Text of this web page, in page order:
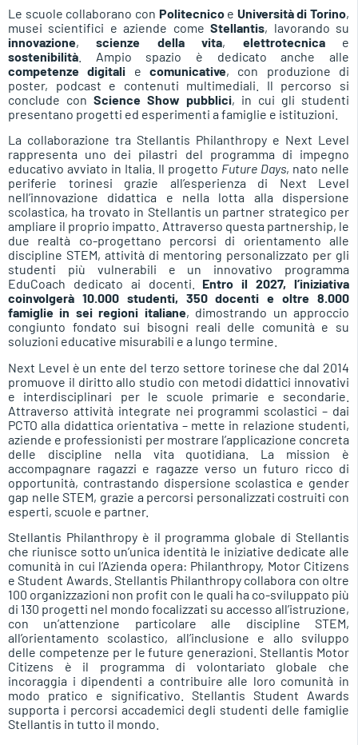
Le scuole collaborano con Politecnicoe Università di Torino,
musei scientifici e aziende comeStellantis, lavorando su
innovazione,scienze della vita, elettrotecnicae
sostenibilità . Ampio spazio è dedicato anche alle
competenze digitali ecomunicative, con produzione di
poster, podcast e contenuti multimediali. Il percorso si
conclude con Science Show pubblici, in cui gli studenti
presentano progetti ed esperimenti a famiglie e istituzioni.
La collaborazione tra Stellantis Philanthropy e Next Level
rappresenta uno dei pilastri del programma di impegno
educativo avviato in Italia. Il progetto Future Days, nato nelle
periferie torinesi grazie all’esperienza di Next Level
nell’innovazione didattica e nella lotta alla dispersione
scolastica, ha trovato in Stellantis un partner strategico per
ampliare il proprio impatto. Attraverso questa partnership, le
due realtà co-progettano percorsi di orientamento alle
discipline STEM, attività di mentoring personalizzato per gli
studenti più vulnerabili e un innovativo programma
EduCoach dedicato ai docenti. Entro il 2027, l’iniziativa
coinvolgerà 10.000 studenti, 350 docenti e oltre 8.000
famiglie in sei regioni italiane, dimostrando un approccio
congiunto fondato sui bisogni reali delle comunità e su
soluzioni educative misurabili e a lungo termine.
Next Level è un ente del terzo settore torinese che dal 2014
promuove il diritto allo studio con metodi didattici innovativi
e interdisciplinari per le scuole primarie e secondarie.
Attraverso attività integrate nei programmi scolastici – dai
PCTO alla didattica orientativa – mette in relazione studenti,
aziende e professionisti per mostrare l’applicazione concreta
delle discipline nella vita quotidiana. La mission è
accompagnare ragazzi e ragazze verso un futuro ricco di
opportunità, contrastando dispersione scolastica e gender
gap nelle STEM, grazie a percorsi personalizzati costruiti con
esperti, scuole e partner.
Stellantis Philanthropy è il programma globale di Stellantis
che riunisce sotto un’unica identità le iniziative dedicate alle
comunità in cui l’Azienda opera: Philanthropy, Motor Citizens
e Student Awards. Stellantis Philanthropy collabora con oltre
100 organizzazioni non profit con le quali ha co-sviluppato più
di 130 progetti nel mondo focalizzati su accesso all’istruzione,
con un’attenzione particolare alle discipline STEM,
all’orientamento scolastico, all’inclusione e allo sviluppo
delle competenze per le future generazioni. Stellantis Motor
Citizens è il programma di volontariato globale che
incoraggia i dipendenti a contribuire alle loro comunità in
modo pratico e significativo. Stellantis Student Awards
supporta i percorsi accademici degli studenti delle famiglie
Stellantis in tutto il mondo.